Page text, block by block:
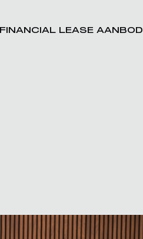
FINANCIAL LEASE AANBOD